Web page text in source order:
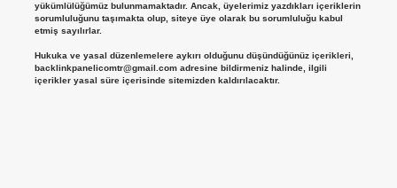
yükümlülüğümüz bulunmamaktadır. Ancak, üyelerimiz yazdıkları içeriklerin
sorumluluğunu taşımakta olup, siteye üye olarak bu sorumluluğu kabul
etmiş sayılırlar.
Hukuka ve yasal düzenlemelere aykırı olduğunu düşündüğünüz içerikleri,
backlinkpanelicomtr@gmail.comadresine bildirmeniz halinde, ilgili
içerikler yasal süre içerisinde sitemizden kaldırılacaktır.